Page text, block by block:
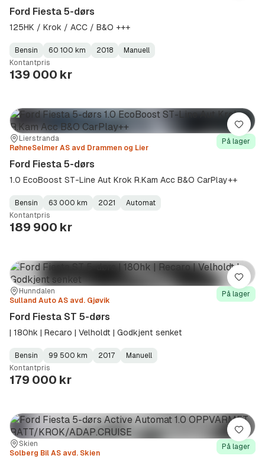
Ford Fiesta 5-dørs
125HK / Krok / ACC / B&O +++
Fuel
Type:
Bensin
Kilometerstand:
60 100 km
Model
Year:
2018
Gearbox
Type:
Manuell
Kontantpris
139 000 kr
Sted:Lierstranda
Forhandler:
RøhneSelmer AS avd Drammen og Lier
På lager
Ford Fiesta 5-dørs
1.0 EcoBoost ST-Line Aut Krok R.Kam Acc B&O CarPlay++
Fuel
Type:
Bensin
Kilometerstand :
63 000 km
Model
Year:
2021
Gearbox
Type:
Automat
Kontantpris
189 900 kr
Lagre
Sted:Hunndalen
Forhandler:
Sulland Auto AS avd. Gjøvik
På lager
Ford Fiesta ST 5-dørs
| 180hk | Recaro | Velholdt | Godkjent senket
Fuel
Type:
Bensin
Kilometerstand :
99 500 km
Model
Year:
2017
Gearbox
Type:
Manuell
Kontantpris
179 000 kr
Lagre
Sted:
Skien
Forhandler:
Solberg Bil AS avd. Skien
På lager
Lagre